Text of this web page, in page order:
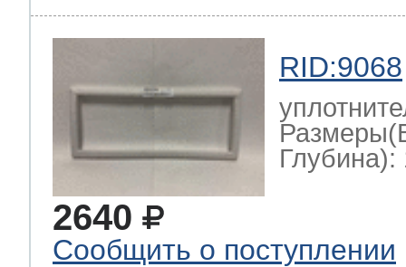
RID:9068
Глубина):
2640
Сообщить о поступлении